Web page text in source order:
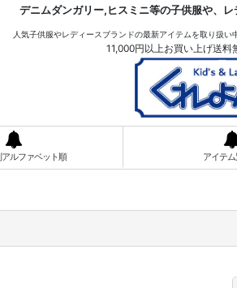
デニムダンガリー,ヒスミニ等の子供服や、
人気子供服やレディースブランドの最新アイテムを取り扱い
11,000円以上お買い上げ送料
ルファベット順 アイテ